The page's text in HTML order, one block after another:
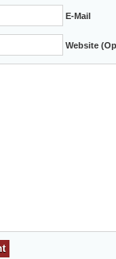
E-Mail
Website